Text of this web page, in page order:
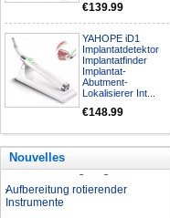
€139.99
YAHOPE iD1
Implantatdetektor
Implantatfinder
Implantat-
Abutment-
Lokalisierer Int...
€148.99
Nouvelles
Nationalfeiertagsangebot
Aufbereitung rotierender
Instrumente